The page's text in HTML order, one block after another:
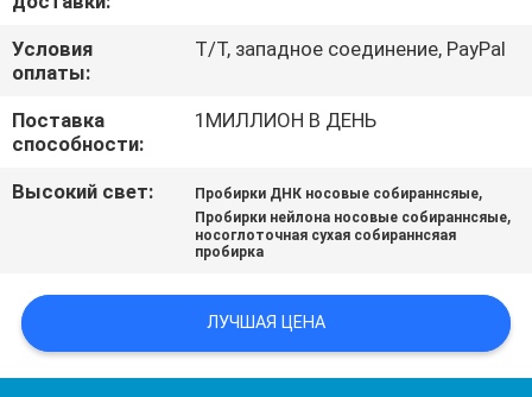
ЦИТАТУ
КАРТА
САЙТА
PRIVACY
Условия
оплаты:
T/T, западное соединение, PayPal
Поставка
способности:
1МИЛЛИОН В ДЕНЬ
Высокий свет: Пробирки ДНК носовые собираннсяые,
Пробирки нейлона носовые собираннсяые,
носоглоточная сухая собираннсяая
пробирка
ЛУЧШАЯ ЦЕНА